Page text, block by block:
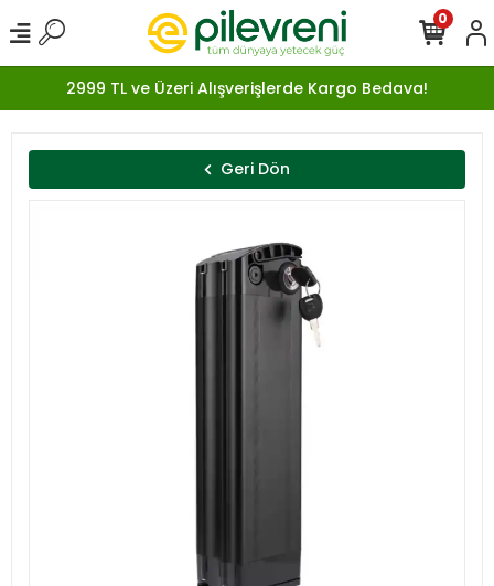
2999 TL ve Üzeri Alışverişlerde Kargo Bedava!
0
Geri Dön